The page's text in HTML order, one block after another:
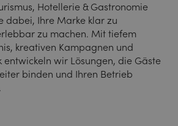
Hotellerie & Gastronomie
dabei, Ihre Marke klar zu
zu machen. Mit tiefem
kreativen Kampagnen und
entwickeln wir Lösungen, die Gäste
binden und Ihren Betrieb